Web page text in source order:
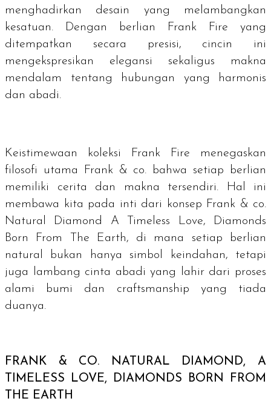
menghadirkan desain yang melambangkan
kesatuan. Dengan berlian Frank Fire yang
ditempatkan secara presisi, cincin ini
mengekspresikan elegansi sekaligus makna
mendalam tentang hubungan yang harmonis
dan abadi.
Keistimewaan koleksi Frank Fire menegaskan
filosofi utama Frank & co. bahwa setiap berlian
memiliki cerita dan makna tersendiri. Hal ini
membawa kita pada inti dari konsep Frank & co.
Natural Diamond A Timeless Love, Diamonds
Born From The Earth, di mana setiap berlian
natural bukan hanya simbol keindahan, tetapi
juga lambang cinta abadi yang lahir dari proses
alami bumi dan craftsmanship yang tiada
duanya.
FRANK & CO. NATURAL DIAMOND, A
TIMELESS LOVE, DIAMONDS BORN FROM
THE EARTH